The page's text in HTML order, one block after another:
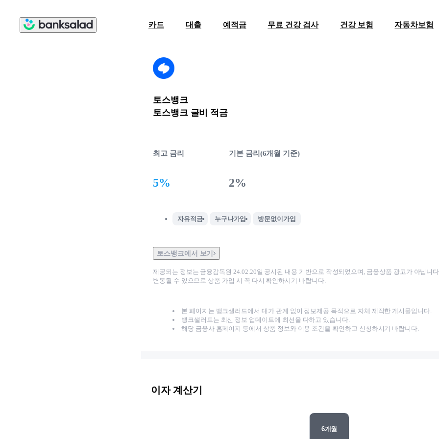
카드 대출 예적금 무료 건강 검사 건강 보험 자동차보험
토스뱅크
토스뱅크 굴비 적금
최고 금리
5%
기본 금리(6개월 기준)
2%
자유적금 누구나가입 방문없이가입
토스뱅크에서 보기
제공되는 정보는 금융감독원24.02.20일 공시된 내용 기반으로 작성되었으며, 금융상품 광고가 아닙니
변동될 수 있으므로 상품 가입 시 꼭 다시 확인하시기 바랍니다.
본 페이지는 뱅크샐러드에서 대가 관계 없이 정보제공 목적으로 자체 제작한 게시물입니다.
뱅크샐러드는 최신 정보 업데이트에 최선을 다하고 있습니다.
해당 금융사 홈페이지 등에서 상품 정보와 이용 조건을 확인하고 신청하시기 바랍니다.
이자 계산기
6개월